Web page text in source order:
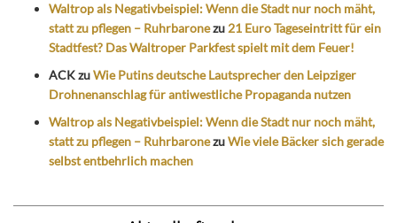
Waltrop als Negativbeispiel: Wenn die Stadt nur noch mäht,
statt zu pflegen – Ruhrbaronezu 21 Euro Tageseintritt für ein
Stadtfest? Das Waltroper Parkfest spielt mit dem Feuer!
ACKzuWie Putins deutsche Lautsprecher den Leipziger
Drohnenanschlag für antiwestliche Propaganda nutzen
Waltrop als Negativbeispiel: Wenn die Stadt nur noch mäht,
statt zu pflegen – RuhrbaronezuWie viele Bäcker sich gerade
selbst entbehrlich machen